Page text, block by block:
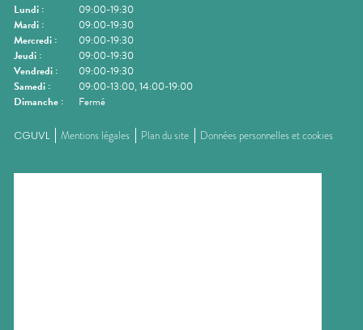
Lundi :
09:00-19:30
Mardi :
09:00-19:30
Mercredi :
09:00-19:30
Jeudi :
09:00-19:30
Vendredi :
09:00-19:30
Samedi :
09:00-13:00, 14:00-19:00
Dimanche : Fermé
CGUVL Mentions légales Plan du site Données personnelles et cookies